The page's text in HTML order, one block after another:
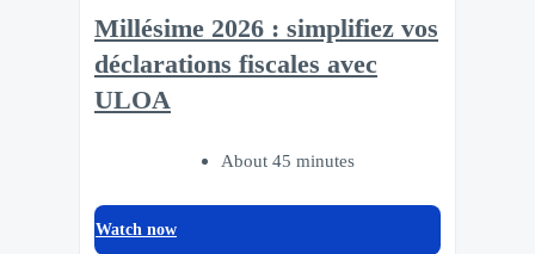
Millésime 2026 : simplifiez vos
déclarations fiscales avec
ULOA
About 45 minutes
Watch now